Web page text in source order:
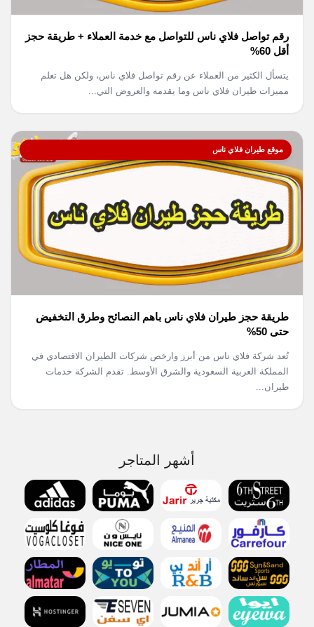
رقم تواصل فلاي ناس للتواصل مع خدمة العملاء + طريقة حجز
أقل 60%
يتسأل الكثير من العملاء عن رقم تواصل فلاي ناس، ولكن هل تعلم
مميزات طيران فلاي ناس وما يقدمه والعروض التي...
موقع طيران فلاي ناس
طريقة حجز طيران فلاي ناس باهم النصائح وطرق التخفيض
حتى 50%
تُعد شركة فلاي ناس من أبرز وارخص شركات الطيران الاقتصادي في
المملكة العربية السعودية والشرق الأوسط. تقدم الشركة خدمات
طيران...
أشهر المتاجر